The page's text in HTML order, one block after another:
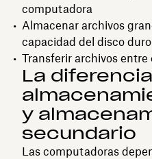
computadora
Almacenar archivos
capacidad del disco
Transferir archivos
La
y
secundario
Las computadoras